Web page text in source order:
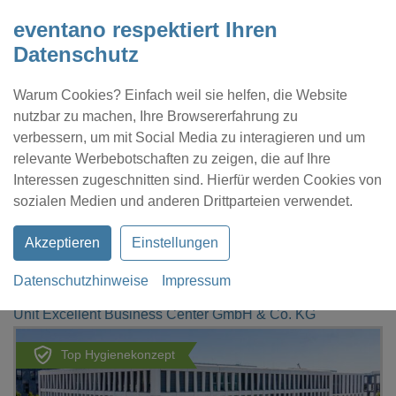
eventano respektiert Ihren
Datenschutz
Warum Cookies? Einfach weil sie helfen, die Website
nutzbar zu machen, Ihre Browsererfahrung zu
verbessern, um mit Social Media zu interagieren und um
relevante Werbebotschaften zu zeigen, die auf Ihre
Interessen zugeschnitten sind. Hierfür werden Cookies von
sozialen Medien und anderen Drittparteien verwendet.
Akzeptieren Einstellungen
Datenschutzhinweise Impressum
Kontakt Location eintragen Profil
Unit Excellent Business Center GmbH & Co. KG
Top Hygienekonzept